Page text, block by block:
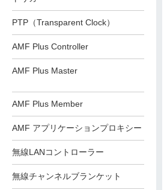
PTP（Transparent Clock）
AMF Plus Controller
AMF Plus Master
AMF Plus Member
AMF アプリケーションプロキシー
無線LANコントローラー
無線チャンネルブランケット
－
－
最大180メンバ
○
○
最大185AP
最大180AP
○
最大185AP
最大180AP